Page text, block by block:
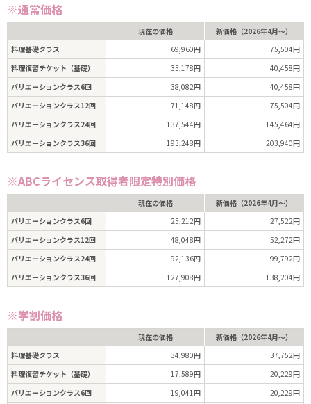
※通常価格
現在の価格
新価格（2026年4月～）
料理基礎クラス
69,960円
75,504円
料理復習チケット（基礎）
35,178円
40,458円
バリエーションクラス6回
38,082円
40,458円
バリエーションクラス12回
71,148円
75,504円
バリエーションクラス24回
137,544円
145,464円
バリエーションクラス36回
193,248円 203,940円
※ABCライセンス取得者限定特別価格
現在の価格
新価格（2026年4月～）
バリエーションクラス6回
25,212円
27,522円
バリエーションクラス12回
48,048円
52,272円
バリエーションクラス24回
92,136円
99,792円
バリエーションクラス36回
127,908円 138,204円
※学割価格
現在の価格
新価格（2026年4月～）
料理基礎クラス
34,980円
37,752円
料理復習チケット（基礎）
17,589円
20,229円
バリエーションクラス6回
19,041円 20,229円